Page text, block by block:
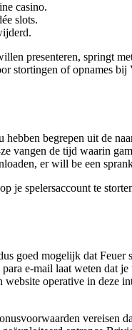
casino.
slots.
presenteren, springt
stortingen of opnames
begrepen uit de
vangen de tijd waarin
er will be een
je spelersaccount te
goed mogelijk dat Feuer
e-mail laat weten dat
operative in deze
vereisen